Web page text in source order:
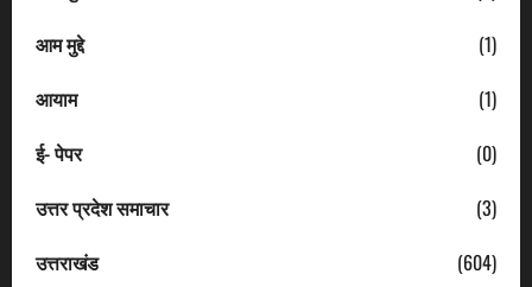
आम मुद्दे
(1)
आयाम
(1)
ई- पेपर
(0)
उत्तर प्रदेश समाचार
(3)
उत्तराखंड
(604)